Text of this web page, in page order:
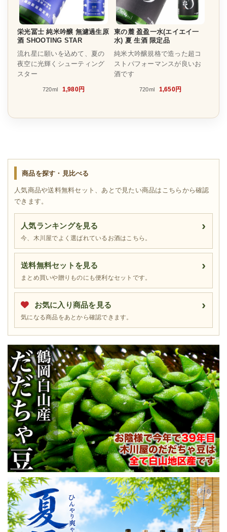
栄光冨士 純米吟醸 無濾過生原
酒 SHOOTING STAR
流れ星に願いを込めて、夏の
夜空に光輝くシューティング
スター
720ml 1,980円
東の麓 盈盈一水(エイエイ一
水) 夏 生酒 限定品
純米大吟醸規格で造った超コ
ストパフォーマンスが良いお
酒です
720ml 1,650円
商品を探す・見比べる
人気商品や送料無料セット、あとで見たい商品はこちらから確認
できます。
人気ランキングを見る
今、木川屋でよく選ばれているお酒はこちら。
送料無料セットを見る
まとめ買いや贈りものにも便利なセットです。
お気に入り商品を見る
気になる商品をあとから確認できます。